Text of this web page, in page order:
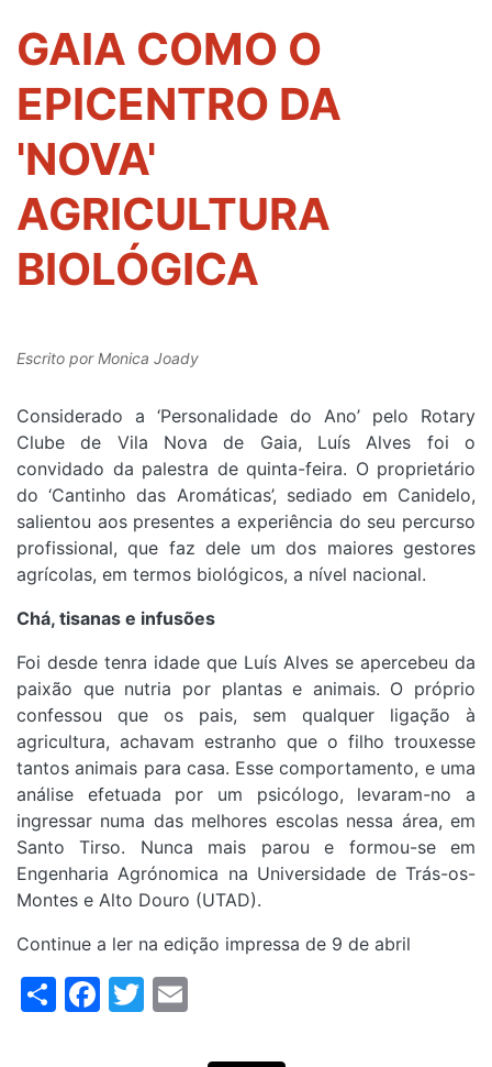
GAIA COMO O
EPICENTRO DA
'NOVA'
AGRICULTURA
BIOLÓGICA
Escrito porMonica Joady
Considerado a ‘Personalidade do Ano’ pelo Rotary
Clube de Vila Nova de Gaia, Luís Alves foi o
convidado da palestra de quinta-feira. O proprietário
do ‘Cantinho das Aromáticas’, sediado em Canidelo,
salientou aos presentes a experiência do seu percurso
profissional, que faz dele um dos maiores gestores
agrícolas, em termos biológicos, a nível nacional.
Chá, tisanas e infusões
Foi desde tenra idade que Luís Alves se apercebeu da
paixão que nutria por plantas e animais. O próprio
confessou que os pais, sem qualquer ligação à
agricultura, achavam estranho que o filho trouxesse
tantos animais para casa. Esse comportamento, e uma
análise efetuada por um psicólogo, levaram-no a
ingressar numa das melhores escolas nessa área, em
Santo Tirso. Nunca mais parou e formou-se em
Engenharia Agrónomica na Universidade de Trás-os-
Montes e Alto Douro (UTAD).
Continue a ler na edição impressa de 9 de abril
ShareFacebook
Twitter